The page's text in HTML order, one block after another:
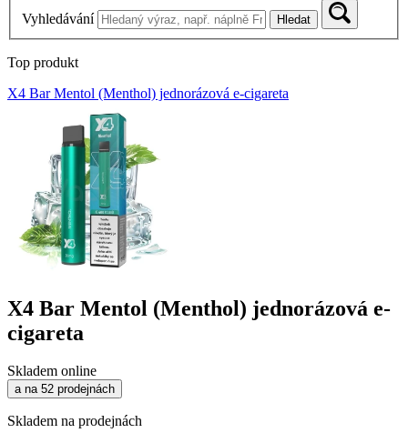
Vyhledávání Hledat
Top produkt
X4 Bar Mentol (Menthol) jednorázová e-cigareta
X4 Bar Mentol (Menthol) jednorázová e-
cigareta
Skladem online
a na 52 prodejnách
Skladem na prodejnách